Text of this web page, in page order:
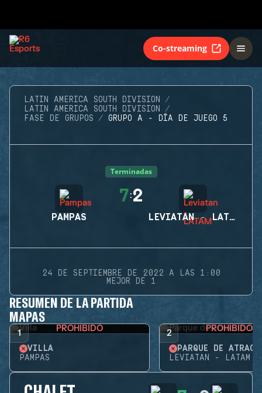
Co-streaming
LATIN AMERICA SOUTH DIVISION
LATIN AMERICA SOUTH DIVISION
FASE DE GRUPOS
GRUPO A - DÍA DE JUEGO 5
Terminadas
PAMPAS
7:2
LEVIATAN - LATAM
24 DE SEPTIEMBRE DE 2022 A LAS 1:00
MEJOR DE 1
RESUMEN DE LA PARTIDA
MAPAS
1 PROHIBIDO
VILLA
PAMPAS
2 PROHIBIDO
PARQUE DE
LEVIATAN - LATAM